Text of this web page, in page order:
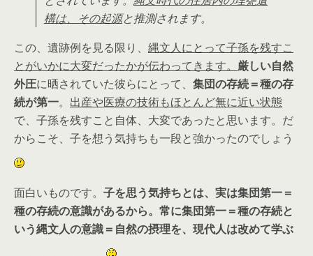
構は、その起源と推測されます。
この、遺跡例を見る限り、 縄文人にとって子孫を残すこ
とがいかに大変だったかが伝わってきます。 厳しい自然
外圧に晒されていた彼らにとって、 集団の存続＝種の存
続が第一。 出産や医療の技術もほとんど無に近い状態
で、子孫を残すこと自体、大変であったと思います。だ
からこそ、子を想う気持ちも一段と強かったのでしょう
面白いものです。 子を思う気持ちとは、実は集団第一＝
種の存続の意識があるから。 常に集団第一＝種の存続と
いう縄文人の意識＝自然の摂理を、現代人は改めて学ぶ